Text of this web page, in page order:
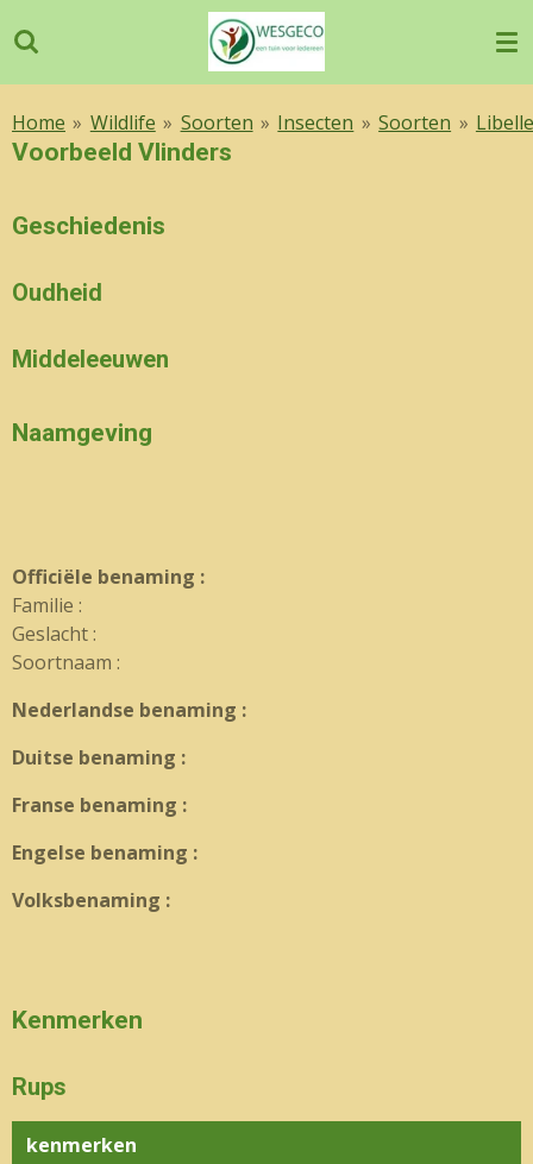
direct
naar
hoofdinhoud
Home » Wildlife » Soorten » Insecten » Soorten »
Voorbeeld Vlinders
Geschiedenis
Oudheid
Middeleeuwen
Naamgeving
Officiële benaming :
Familie :
Geslacht :
Soortnaam :
Nederlandse benaming :
Duitse benaming :
Franse benaming :
Engelse benaming :
Volksbenaming :
Kenmerken
Rups
kenmerken